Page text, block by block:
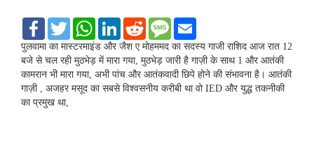
F
c
e
o
o
k
T
w
i
t
e
r
W
a
t
A
p
L
n
k
d
I
R
d
d
i
t
S
M
S
a
i
पुलवामा का मास्टरमाइंड और जैश ए मोहममद का सदस्य गाजी राशिद आज रात 12
बजे से चल रही मुठभेड़ में मारा गया, मुठभेड़ जारी है गाज़ी के साथ 1 और आतंकी
कामरान भी मारा गया, अभी पांच और आतंकवादी छिपे होने की संभावना है। आतंकी
गाज़ी , अजहर मसूद का सबसे विश्वसनीय करीबी था वो IED और युद्ध तकनीकी
का प्रमुख था,